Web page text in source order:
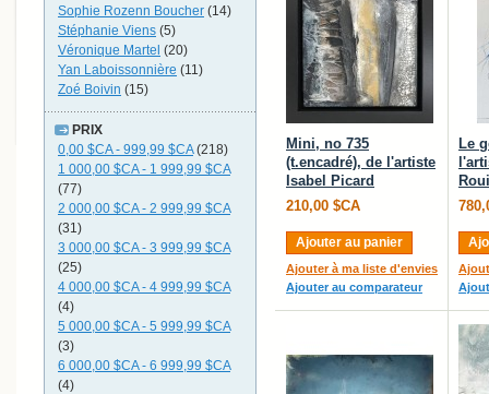
Mini, no 735
(t.encadré), de l'artiste
Isabel Picard
210,00 $CA
Ajouter au panier
Ajouter à ma liste d'envies
Ajouter au comparateur
Le
Sophie Rozenn Boucher (14)
Stéphanie Viens (5)
Véronique Martel (20)
Yan Laboissonnière (11)
Zoé Boivin (15)
PRIX
0,00 $CA- 999,99 $CA(218)
1 000,00 $CA- 1 999,99 $CA
(77)
2 000,00 $CA- 2 999,99 $CA
(31)
3 000,00 $CA- 3 999,99 $CA
(25)
4 000,00 $CA- 4 999,99 $CA
(4)
5 000,00 $CA- 5 999,99 $CA
(3)
6 000,00 $CA- 6 999,99 $CA
(4)